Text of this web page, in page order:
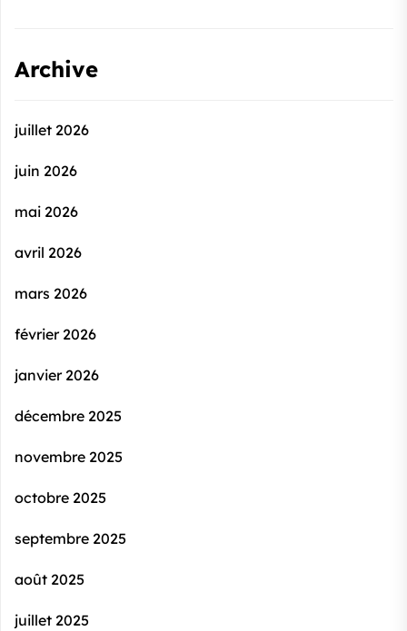
Archive
juillet 2026
juin 2026
mai 2026
avril 2026
mars 2026
février 2026
janvier 2026
décembre 2025
novembre 2025
octobre 2025
septembre 2025
août 2025
juillet 2025